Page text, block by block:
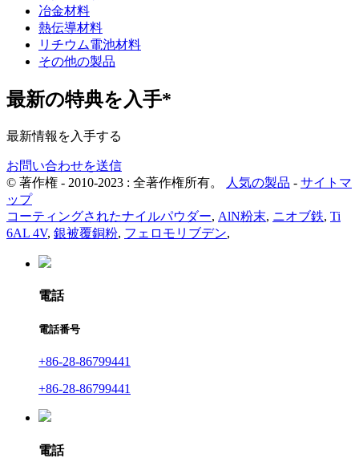
冶金材料
熱伝導材料
リチウム電池材料
その他の製品
最新の特典を入手*
最新情報を入手する
お問い合わせを送信
© 著作権 - 2010-2023 : 全著作権所有。
人気の製品 - サイトマ
ップ
コーティングされたナイルパウダー, AlN粉末, ニオブ鉄, Ti
6AL 4V, 銀被覆銅粉, フェロモリブデン,
電話
電話番号
+86-28-86799441
+86-28-86799441
電話